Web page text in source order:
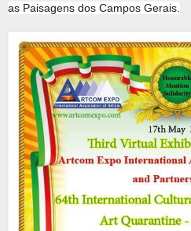
as Paisagens dos Campos Gerais.